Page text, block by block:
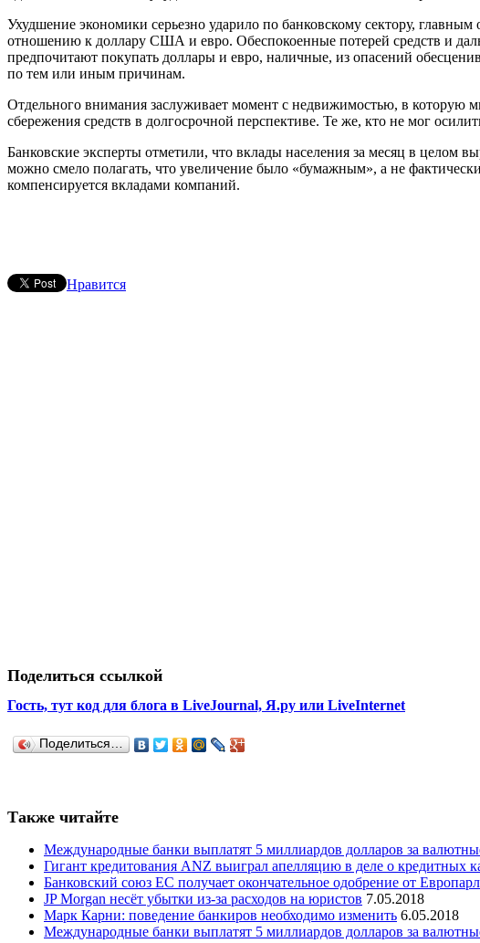
Ухудшение экономики серьезно ударило по банковскому сектору,
отношению к доллару США и евро. Обеспокоенные потерей средств и
предпочитают покупать доллары и евро, наличные, из опасений
по тем или иным причинам.
Отдельного внимания заслуживает момент с недвижимостью, в которую
сбережения средств в долгосрочной перспективе. Те же, кто не мог
Банковские эксперты отметили, что вклады населения за месяц в целом
можно смело полагать, что увеличение было «бумажным», а не
компенсируется вкладами компаний.
Нравится
Поделиться ссылкой
Гость, тут код для блога в LiveJournal, Я.ру или LiveInternet
Поделиться…
Также читайте
Международные банки выплатят 5 миллиардов долларов за
Гигант кредитования ANZ выиграл апелляцию в деле о кредитных
Банковский союз ЕС получает окончательное одобрение от
JP Morgan несёт убытки из-за расходов на юристов 7.05.2018
Марк Карни: поведение банкиров необходимо изменить 6.05.2018
Международные банки выплатят 5 миллиардов долларов за